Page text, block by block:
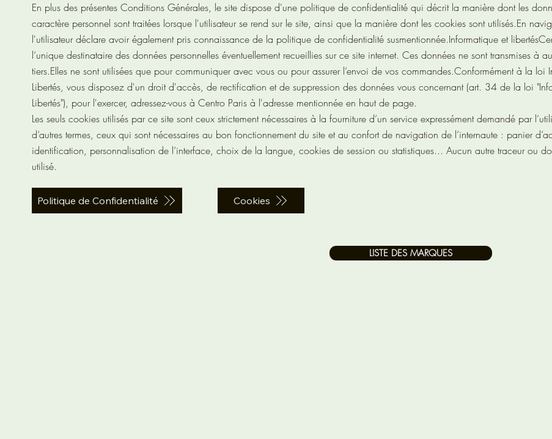
En plus des présentes Conditions Générales, le site dispose d'une politique de confidentialité qui décrit la manière dont les
caractère personnel sont traitées lorsque l'utilisateur se rend sur le site, ainsi que la manière dont les cookies sont utilisés.En
l'utilisateur déclare avoir également pris connaissance de la politique de confidentialité susmentionnée.Informatique et libertés
l’unique destinataire des données personnelles éventuellement recueillies sur ce site internet. Ces données ne sont transmises à
tiers.Elles ne sont utilisées que pour communiquer avec vous ou pour assurer l’envoi de vos commandes.Conformément à la loi
Libertés, vous disposez d'un droit d'accès, de rectification et de suppression des données vous concernant (art. 34 de la loi
Libertés"), pour l'exercer, adressez-vous à Centro Paris à l'adresse mentionnée en haut de page.
Les seuls cookies utilisés par ce site sont ceux strictement nécessaires à la fourniture d’un service expressément demandé par
d’autres termes, ceux qui sont nécessaires au bon fonctionnement du site et au confort de navigation de l’internaute : panier
identification, personnalisation de l’interface, choix de la langue, cookies de session ou statistiques... Aucun autre traceur ou
utilisé.
Politique de Confidentialité Cookies
LISTE DES MARQUES